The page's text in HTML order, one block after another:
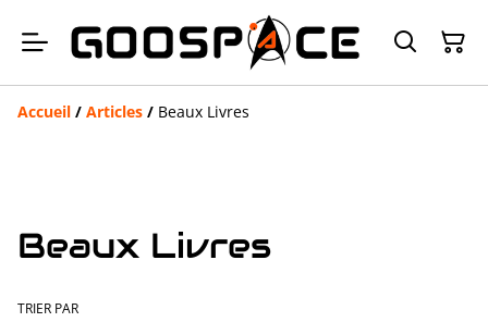
Accueil / Articles / Beaux Livres
Beaux Livres
TRIER PAR